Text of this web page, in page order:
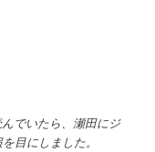
でいたら、瀬田にジ
目にしました。